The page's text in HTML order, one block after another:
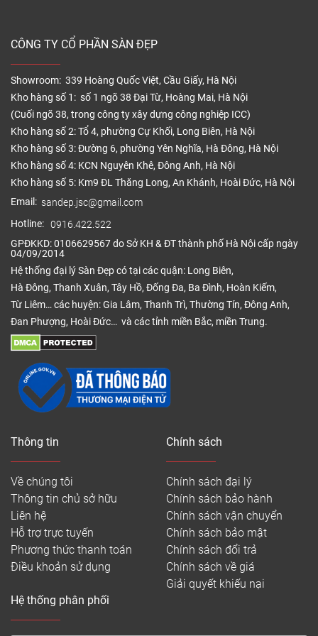
Cấu tạo sàn nhựa thể thao trong
Cấu tạo ván sàn nhựa thể thao
A. Lớp bề mặt: Là lớp nhựa vinyl giúp chống mài
mòn, có mật độ cao, chống trầy xước cho bề mặt.
B. Lớp vinyl chịu nén mật độ cao: Chống lại lực kéo
tác động,
C. Lớp bọt gia cố sợi: Giúp sàn dẻo dai, bền bỉ,
chống lại các tác động từ bên ngoài vào sàn.
D. Lớp bọt mật độ kép: Tạo độ đàn hồi tự nhiên cho
E. Lớp đế: Là lớp nền chống trượt, giúp sàn giữ chặt
với mặt nền, tránh các trường hợp sàn trơn trượt
Điều cần thiết là sàn thể thao phải đảm bảo sự ổn
định, hấp thụ các cú sốc, chống lại lực kéo và mang
lại cảm giác sảng khoái – chúng cần phải cứng cáp,
đàn hồi và an toàn để đảm bảo hiệu suất tối ưu,
chịu được giao thông đông đúc và lặp đi lặp lại tốt
CÔNG TY CỔ PHẦN SÀN ĐẸP
Showroom: 339 Hoàng Quốc Việt, Cầu Giấy, Hà Nội
Kho hàng số 1: số 1 ngõ 38 Đại Từ, Hoàng Mai, Hà Nội
(Cuối ngõ 38, trong công ty xây dựng công nghiệp ICC)
Kho hàng số 2: Tổ 4, phường Cự Khối, Long Biên, Hà Nội
Kho hàng số 3: Đường 6, phường Yên Nghĩa, Hà Đông, Hà Nội
Kho hàng số 4: KCN Nguyên Khê, Đông Anh, Hà Nội
Kho hàng số 5: Km9 ĐL Thăng Long, An Khánh, Hoài Đức, Hà Nội
Email: sandep.jsc@gmail.com
Hotline: 0916.422.522
GPĐKKD: 0106629567 do Sở KH & ĐT thành phố Hà Nội cấp ngày
04/09/2014
Hệ thống đại lý Sàn Đẹp có tại các quận: Long Biên,
Hà Đông, Thanh Xuân, Tây Hồ, Đống Đa, Ba Đình, Hoàn Kiếm,
Từ Liêm… các huyện: Gia Lâm, Thanh Trì, Thường Tín, Đông Anh,
Đan Phượng, Hoài Đức… và các tỉnh miền Bắc, miền Trung.
Thông tin
Về chúng tôi
Thông tin chủ sở hữu
Liên hệ
Hỗ trợ trực tuyến
Phương thức thanh toán
Điều khoản sử dụng
Chính sách
Chính sách đại lý
Chính sách bảo hành
Chính sách vận chuyển
Chính sách bảo mật
Chính sách đổi trả
Chính sách về giá
Giải quyết khiếu nại
Hệ thống phân phối